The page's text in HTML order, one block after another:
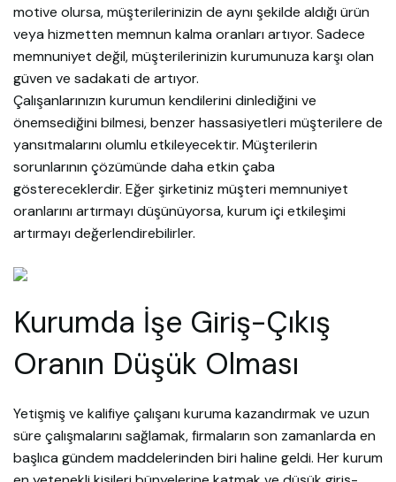
motive olursa, müşterilerinizin de aynı şekilde aldığı ürün
veya hizmetten memnun kalma oranları artıyor. Sadece
memnuniyet değil, müşterilerinizin kurumunuza karşı olan
güven ve sadakati de artıyor.
Çalışanlarınızın kurumun kendilerini dinlediğini ve
önemsediğini bilmesi, benzer hassasiyetleri müşterilere de
yansıtmalarını olumlu etkileyecektir. Müşterilerin
sorunlarının çözümünde daha etkin çaba
göstereceklerdir. Eğer şirketiniz müşteri memnuniyet
oranlarını artırmayı düşünüyorsa, kurum içi etkileşimi
artırmayı değerlendirebilirler.
Kurumda İşe Giriş-Çıkış
Oranın Düşük Olması
Yetişmiş ve kalifiye çalışanı kuruma kazandırmak ve uzun
süre çalışmalarını sağlamak, firmaların son zamanlarda en
başlıca gündem maddelerinden biri haline geldi. Her kurum